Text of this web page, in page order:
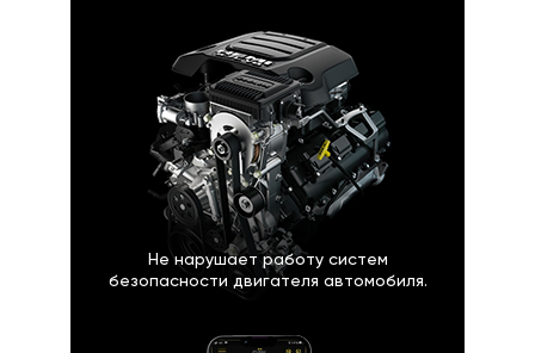
Не нарушает работу систем
безопасности двигателя автомобиля.